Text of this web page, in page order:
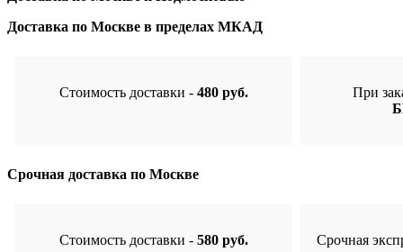
Доставка по Москве в пределах МКАД
Стоимость доставки - 480 руб.
При
Срочная доставка по Москве
Стоимость доставки - 580 руб. Срочная